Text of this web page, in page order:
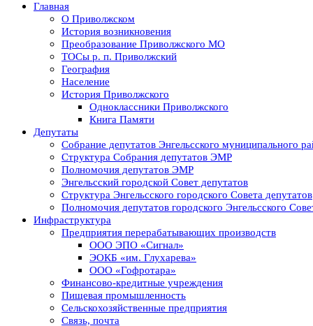
Главная
О Приволжском
История возникновения
Преобразование Приволжского МО
ТОСы р. п. Приволжский
География
Население
История Приволжского
Одноклассники Приволжского
Книга Памяти
Депутаты
Собрание депутатов Энгельсского муниципального
Структура Собрания депутатов ЭМР
Полномочия депутатов ЭМР
Энгельсский городской Совет депутатов
Структура Энгельсского городского Совета депутатов
Полномочия депутатов городского Энгельсского
Инфраструктура
Предприятия перерабатывающих производств
ООО ЭПО «Сигнал»
ЭОКБ «им. Глухарева»
ООО «Гофротара»
Финансово-кредитные учреждения
Пищевая промышленность
Сельскохозяйственные предприятия
Связь, почта